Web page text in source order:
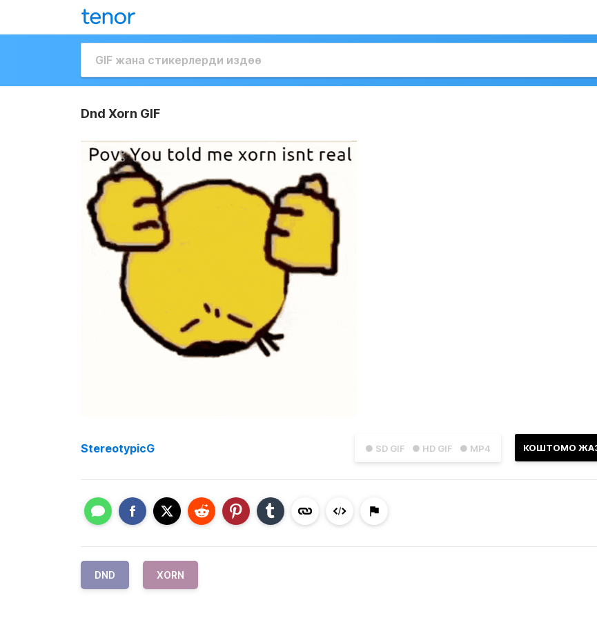
Dnd Xorn GIF
● SD GIF ● HD GIF ● MP4 КОШТОМО
StereotypicG
DND XORN